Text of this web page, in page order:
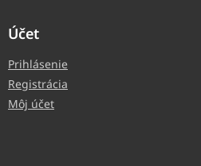
Účet
Prihlásenie
Registrácia
Môj účet